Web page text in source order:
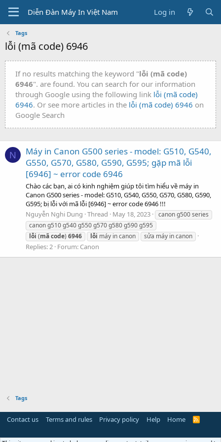
Diễn Đàn Máy In Việt Nam Log in
Tags
lỗi (mã code) 6946
If no results matching the keyword "lỗi (mã code)
6946". are found. You can search for our information
through Google using the following link lỗi (mã code)
6946. Or see more articles in the lỗi (mã code) 6946 on
Google Search
N
Máy in Canon G500 series - model: G510, G540,
G550, G570, G580, G590, G595; gặp mã lỗi
[6946] ~ error code 6946
Chào các bạn, ai có kinh nghiệm giúp tôi tìm hiểu về máy in
Canon G500 series - model: G510, G540, G550, G570, G580, G590,
G595; bị lỗi với mã lỗi [6946] ~ error code 6946 !!!
Nguyễn Nghi Dung Thread May 18, 2023
canon g500 series
canon g510 g540 g550 g570 g580 g590 g595
lỗi (mãcode) 6946 lỗi máy in canon sửa máy in canon
Replies: 2 Forum: Canon
Tags
Contact us Terms and rules Privacy policy Help Home
R